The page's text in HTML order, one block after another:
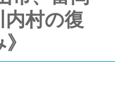
村の復